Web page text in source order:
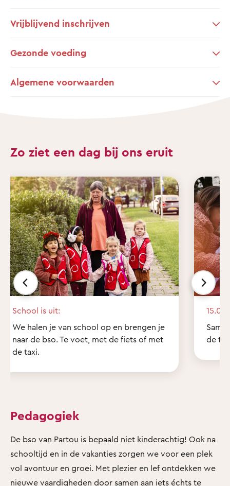
Vrijblijvend inschrijven
Gezonde voeding
Algemene voorwaarden
Zo ziet een dag bij ons eruit
School is uit:
We halen je van school op en brengen je
naar de bso. Te voet, met de fiets of met
de taxi.
15.00
de
Pedagogiek
De bso van Partou is bepaald niet kinderachtig! Ook na
schooltijd en in de vakanties zorgen we voor een plek
vol avontuur en groei. Met plezier en lef ontdekken we
nieuwe vaardigheden door samen aan iets échts te